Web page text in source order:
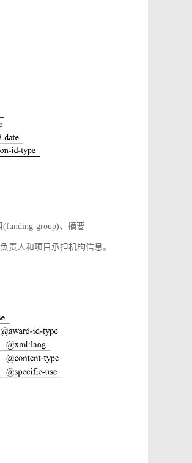
group)、摘要
责人和项目承担机构信息。